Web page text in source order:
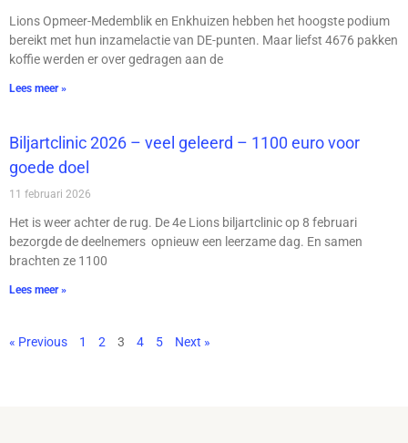
Lions Opmeer-Medemblik en Enkhuizen hebben het hoogste podium
bereikt met hun inzamelactie van DE-punten. Maar liefst 4676 pakken
koffie werden er over gedragen aan de
Lees meer »
Biljartclinic 2026 – veel geleerd – 1100 euro voor
goede doel
11 februari 2026
Het is weer achter de rug. De 4e Lions biljartclinic op 8 februari
bezorgde de deelnemers opnieuw een leerzame dag. En samen
brachten ze 1100
Lees meer »
« Previous 1 2 3 4 5 Next »